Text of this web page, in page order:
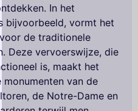
In het
bijvoorbeeld, vormt het
de traditionele
Deze vervoerswijze, die
is, maakt het
van de
de Notre-Dame en